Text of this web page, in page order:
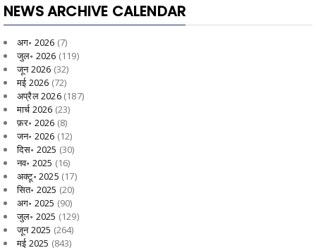
NEWS ARCHIVE CALENDAR
अग॰ 2026 (7)
जुल॰ 2026 (119)
जून 2026 (32)
मई 2026 (72)
अप्रैल 2026(187)
मार्च 2026 (23)
फ़र॰ 2026 (8)
जन॰ 2026 (12)
दिस॰ 2025 (30)
नव॰ 2025 (16)
अक्टू॰ 2025 (17)
सित॰ 2025 (20)
अग॰ 2025 (90)
जुल॰ 2025 (129)
जून 2025 (264)
मई 2025 (843)